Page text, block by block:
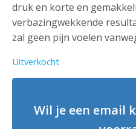
druk en korte en
verbazingwekkende
zal geen pijn voelen
Uitverkocht
Wil je een email